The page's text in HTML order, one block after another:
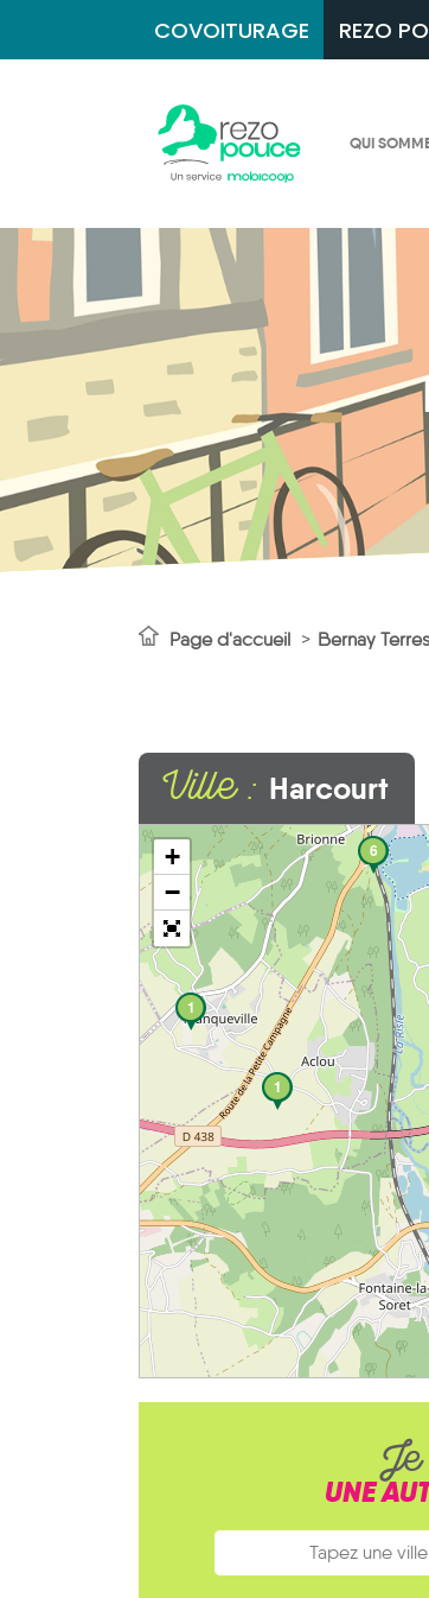
COVOITURAGE REZO
QUI
Page d'accueil Bernay
Ville : Harcourt
1
6
1
+
−
UNE